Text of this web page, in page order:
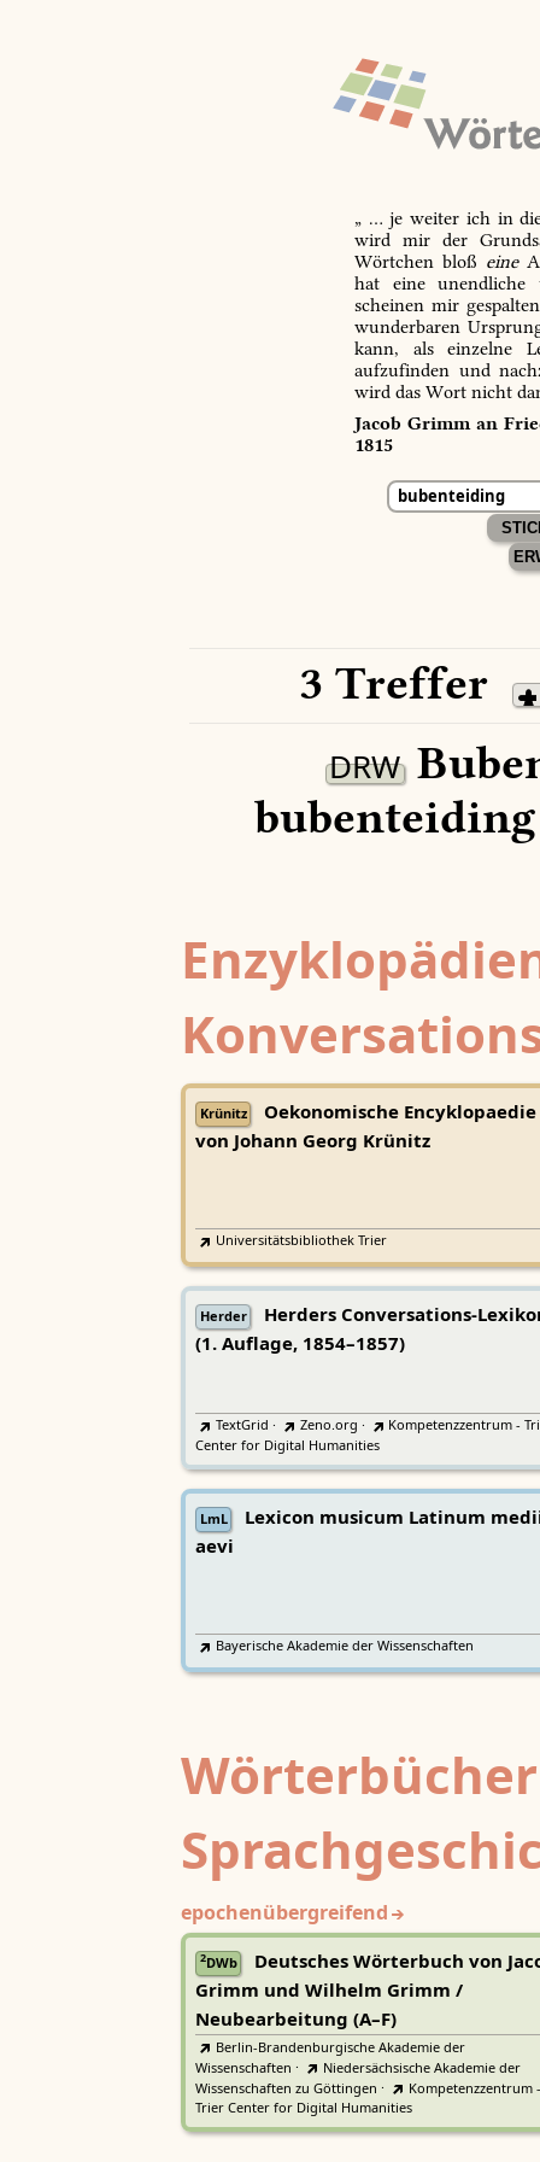
„ … je weiter ich in
wird mir der
Wörtchen bloß eine
hat eine unendliche
scheinen mir
wunderbaren
kann, als einzelne
aufzufinden und
wird das Wort nicht
Jacob Grimm an
1815
3 Treffer
DRW
Krünitz
Oekonomische Encyklopaedie
von Johann Georg Krünitz
Universitätsbibliothek Trier
Herder
Herders Conversations-
(1. Auflage, 1854–1857)
TextGrid · Zeno.org ·
Kompetenzzentrum -
Center for Digital Humanities
LmL
Lexicon musicum Latinum
aevi
Bayerische Akademie der Wissenschaften
epochenübergreifend
2DWb
Deutsches Wörterbuch von
Grimm und Wilhelm Grimm /
Neubearbeitung (A–F)
Berlin-Brandenburgische Akademie der
Wissenschaften ·
Niedersächsische Akademie der
Wissenschaften zu Göttingen ·
Kompetenzzentrum -
Trier Center for Digital Humanities